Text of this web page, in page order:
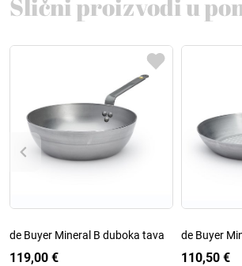
de Buyer Mineral B duboka tava
119,00 €
de Buyer
110,50 €